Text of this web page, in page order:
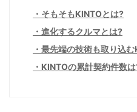
そもそもKINTOとは?
進化するクルマとは?
最先端の技術も取り込
KINTOの累計契約件数は